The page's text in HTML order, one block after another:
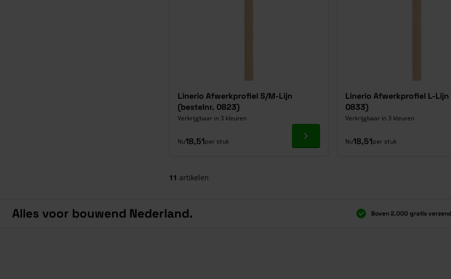
Linerio Afwerkprofiel S/M-Lijn
(bestelnr. 0823)
Verkrijgbaar in 3 kleuren
Nu18,51per stuk Ga naar product
Linerio Afwerkprofiel L-
0833)
Verkrijgbaar in 3 kleuren
Nu18,51per stuk
11 artikelen
Alles voor bouwend Nederland. Boven 2.000 gratis